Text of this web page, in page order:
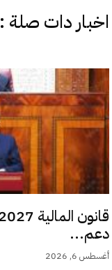
اخبار دات صلة :
دعم...
أغسطس 6, 2026